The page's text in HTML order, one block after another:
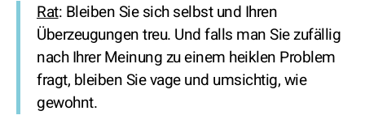
Rat: Bleiben Sie sich selbst und Ihren
Überzeugungen treu. Und falls man Sie zufällig
nach Ihrer Meinung zu einem heiklen Problem
fragt, bleiben Sie vage und umsichtig, wie
gewohnt.